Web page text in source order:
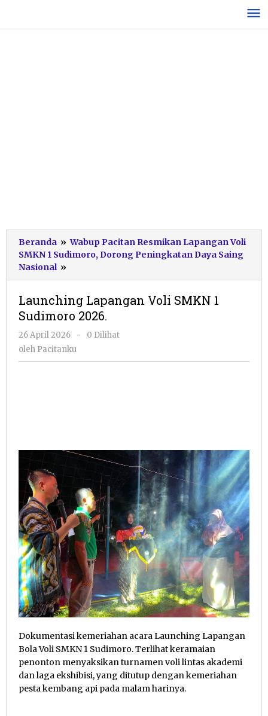
konten
Beranda » Wabup Pacitan Resmikan Lapangan Voli
SMKN 1 Sudimoro, Dorong Peningkatan Daya Saing
Nasional »
Lapangan
SMKN
1
Sudimoro
Launching Lapangan Voli SMKN 1
Sudimoro 2026.
26 April 2026
oleh
Pacitanku
-
0 Dilihat
oleh Pacitanku
Dokumentasi kemeriahan acara Launching Lapangan
Bola Voli SMKN 1 Sudimoro. Terlihat keramaian
penonton menyaksikan turnamen voli lintas akademi
dan laga ekshibisi, yang ditutup dengan kemeriahan
pesta kembang api pada malam harinya.